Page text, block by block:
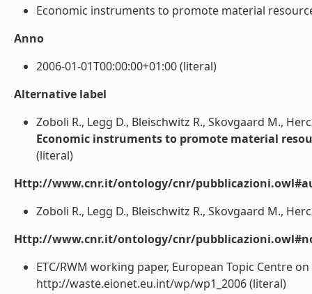
Economic instruments to promote material
Anno
2006-01-01T00:00:00+01:00 (literal)
Alternative label
Zoboli R., Legg D., Bleischwitz R., Skovgaard M.,
Economic instruments to promote material
(literal)
Http://www.cnr.it/ontology/cnr/
Zoboli R., Legg D., Bleischwitz R., Skovgaard M.,
Http://www.cnr.it/ontology/cnr/
ETC/RWM working paper, European Topic Centre
http://waste.eionet.eu.int/wp/wp1_2006 (literal)